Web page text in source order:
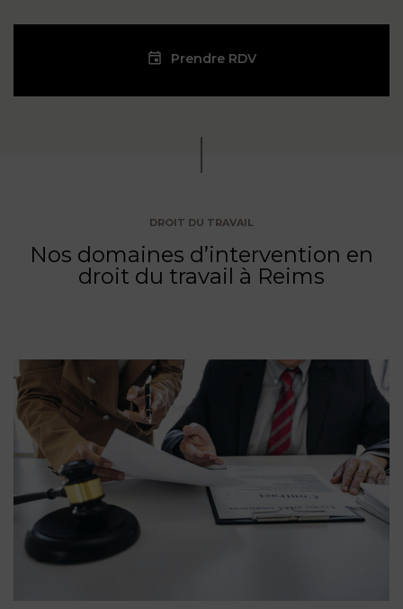
Prendre RDV
DROIT DU TRAVAIL
Nos domaines d’intervention en
droit du travail à Reims